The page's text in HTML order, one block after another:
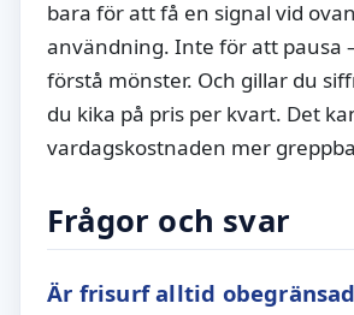
bara för att få en signal vid
användning. Inte för att pausa
förstå mönster. Och gillar du
du kika på pris per kvart. Det
vardagskostnaden mer
Frågor och svar
Är frisurf alltid